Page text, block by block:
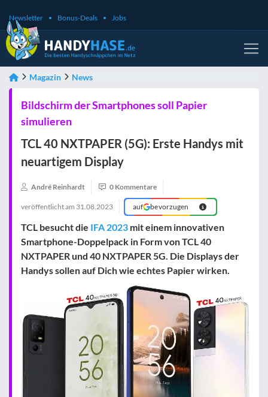
Newsletter Bonus-Deals Jobs
Magazin News
Bildschirm der Smartphones soll Papier
simulieren
TCL 40 NXTPAPER (5G): Erste Handys mit
neuartigem Display
André Reinhardt 0 Kommentare
veröffentlicht am 31.08.2023 auf bevorzugen
TCL besucht die IFA 2023 mit einem innovativen
Smartphone-Doppelpack in Form von TCL 40
NXTPAPER und 40 NXTPAPER 5G. Die Displays der
Handys sollen auf Dich wie echtes Papier wirken.